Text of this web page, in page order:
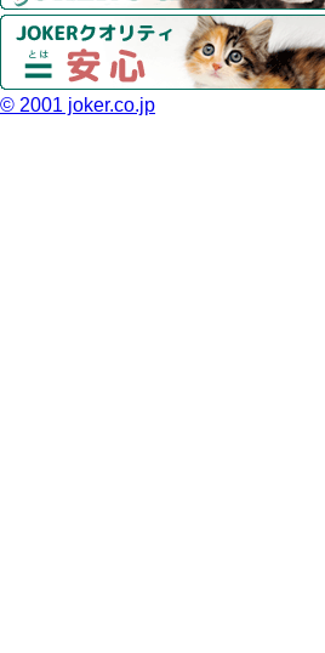
© 2001 joker.co.jp